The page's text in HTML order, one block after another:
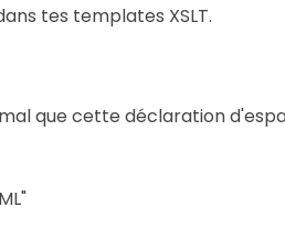
tes templates XSLT.
que cette déclaration